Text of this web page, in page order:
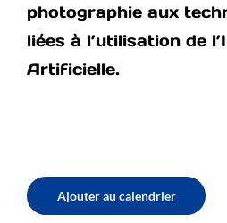
photographie aux
liées à l’utilisation de
Artificielle.
Ajouter au calendrier